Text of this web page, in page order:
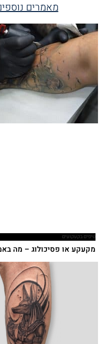
מאמרים
טיפים בקעקועים
מקעקע או פסיכולוג – מה